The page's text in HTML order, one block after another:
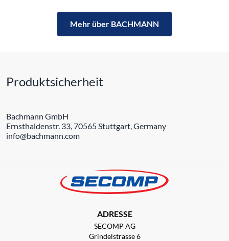
Mehr über BACHMANN
Produktsicherheit
Bachmann GmbH
Ernsthaldenstr. 33, 70565 Stuttgart, Germany
info@bachmann.com
ADRESSE
SECOMP AG
Grindelstrasse 6